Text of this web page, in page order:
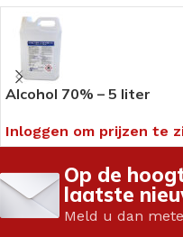
Alcohol 70% – 5 liter
Inloggen om prijzen te
Op de
laatste
Meld u dan